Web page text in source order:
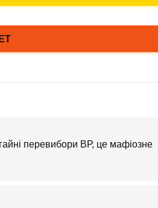
перевибори ВР, це мафіозне